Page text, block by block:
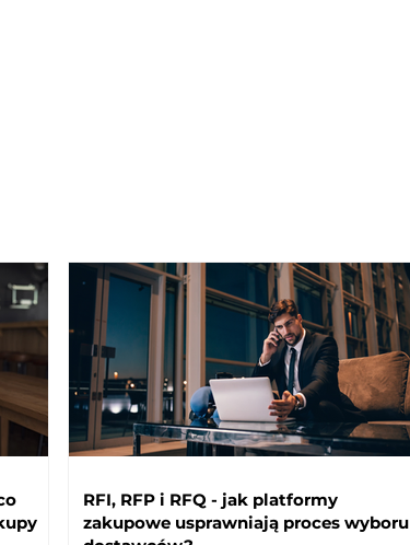
RFI, RFP i RFQ - jak platformy
zakupowe usprawniają proces wyboru